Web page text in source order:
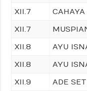
XII.7
CAHAYA
XII.7
XII.8
AYU
XII.8
AYU
XII.9
ADE